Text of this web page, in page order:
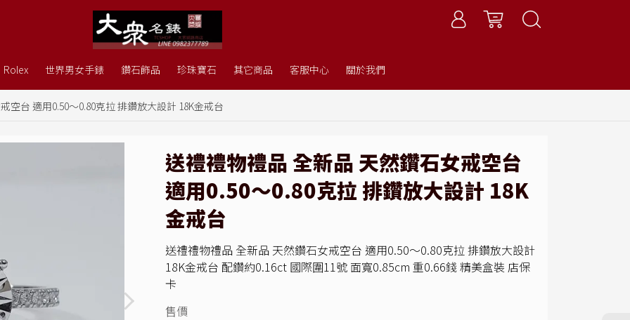
Rolex 世界男女手錶 鑽石飾品 珍珠寶石 其它商品 客服中心 關於我們
空台 適用0.50～0.80克拉 排鑽放大設計 18K金戒台
送禮禮物禮品 全新品 天然鑽石女戒空台
適用0.50～0.80克拉 排鑽放大設計 18K
金戒台
送禮禮物禮品 全新品 天然鑽石女戒空台 適用0.50～0.80克拉 排鑽放大設計
18K金戒台 配鑽約0.16ct 國際圍11號 面寬0.85cm 重0.66錢 精美盒裝 店保
卡
售價